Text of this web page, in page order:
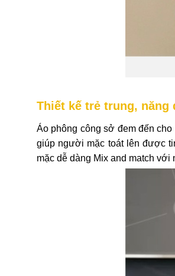
Thiết kế trẻ trung, năng
Áo phông công sở đem đến
giúp người mặc toát lên được
mặc dễ dàng Mix and match